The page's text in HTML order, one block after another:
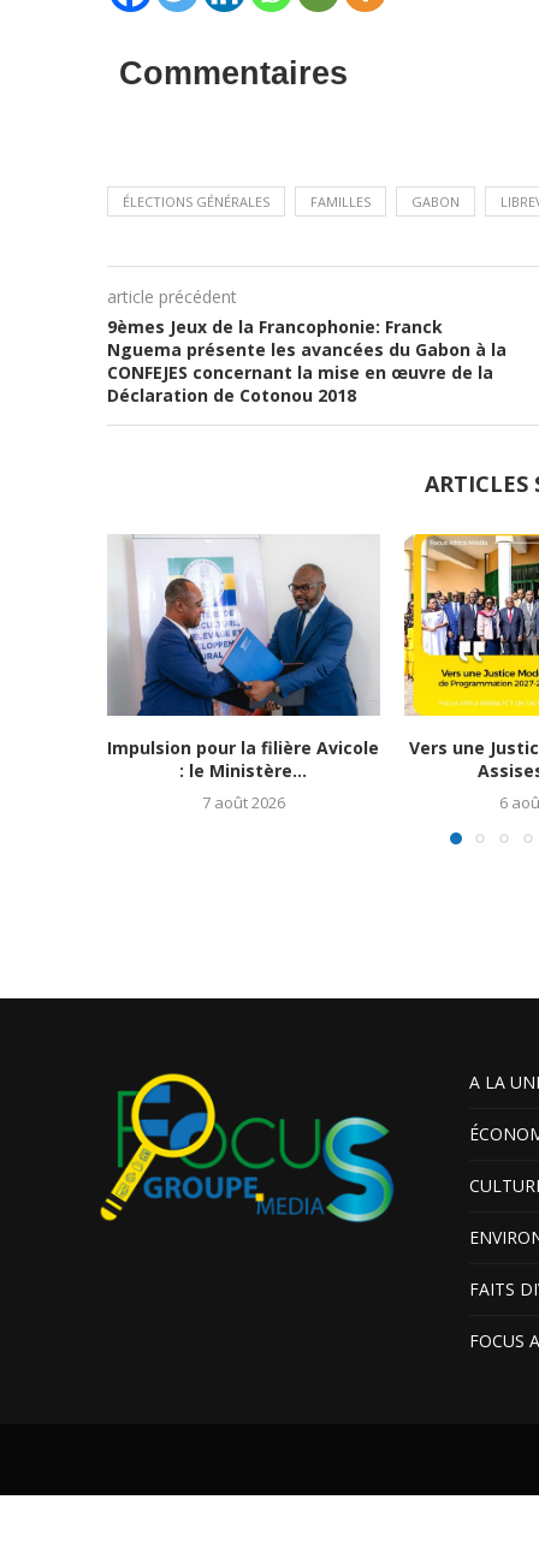
Commentaires
ÉLECTIONS GÉNÉRALES FAMILLES GABON
article précédent
9èmes Jeux de la Francophonie: Franck
Nguema présente les avancées du Gabon à la
CONFEJES concernant la mise en œuvre de la
Déclaration de Cotonou 2018
ARTICLES
Impulsion pour la filière Avicole
: le Ministère...
7 août 2026
Vers une
6
A LA
FAITS
FOCUS